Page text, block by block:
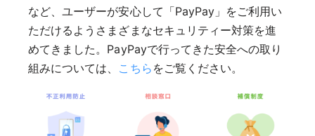
など、ユーザーが安心して「PayPay」をご利用い
ただけるようさまざまなセキュリティー対策を進
めてきました。PayPayで行ってきた安全への取り
組みについては、 こちら をご覧ください。